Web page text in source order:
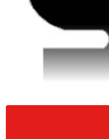
STマークは、合格した
に、パッケージに印刷